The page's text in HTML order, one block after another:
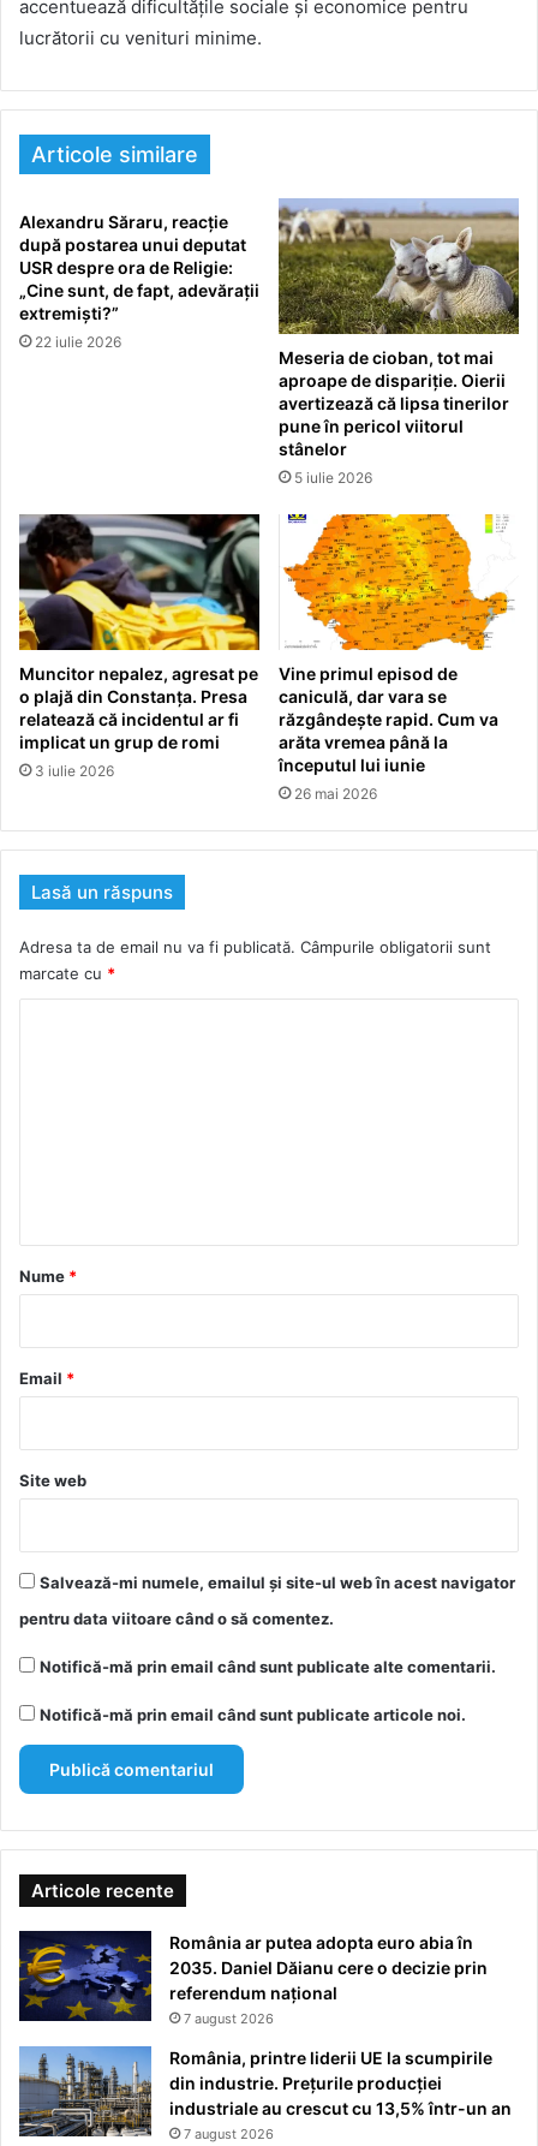
accentuează dificultățile sociale și economice pentru
lucrătorii cu venituri minime.
Articole similare
Alexandru Săraru, reacție
după postarea unui deputat
USR despre ora de Religie:
„Cine sunt, de fapt, adevărații
extremiști?”
22 iulie 2026
Meseria de cioban, tot mai
aproape de dispariție. Oierii
avertizează că lipsa tinerilor
pune în pericol viitorul
stânelor
5 iulie 2026
Muncitor nepalez, agresat pe
o plajă din Constanța. Presa
relatează că incidentul ar fi
implicat un grup de romi
3 iulie 2026
Vine primul episod de
caniculă, dar vara se
răzgândește rapid. Cum va
arăta vremea până la
începutul lui iunie
26 mai 2026
Lasă un răspuns
Adresa ta de email nu va fi publicată. Câmpurile obligatorii sunt
marcate cu *
r
*
Nume *
Email *
Site web
Salvează-mi numele, emailul și site-ul web în acest navigator
pentru data viitoare când o să comentez.
Notifică-mă prin email când sunt publicate alte comentarii.
Notifică-mă prin email când sunt publicate articole noi.
Articole recente
România ar putea adopta euro abia în
2035. Daniel Dăianu cere o decizie prin
referendum național
7 august 2026
România, printre liderii UE la scumpirile
din industrie. Prețurile producției
industriale au crescut cu 13,5% într-un an
7 august 2026